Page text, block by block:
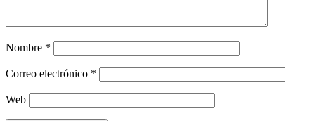
Nombre *
Correo electrónico *
Web